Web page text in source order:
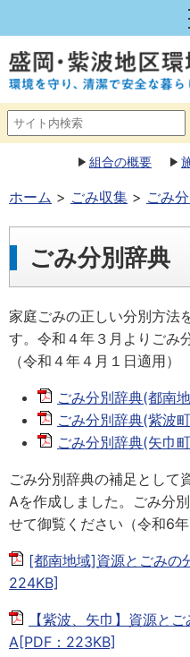
組合の概要
ホーム ごみ収集 ごみ
ごみ分別辞典
家庭ごみの正しい分別方法
す。令和４年３月よりごみ
（令和４年４月１日適用）
ごみ分別辞典(都南
ごみ分別辞典(紫波
ごみ分別辞典(矢巾
ごみ分別辞典の補足として
Aを作成しました。ごみ分
せて御覧ください（令和6年
[都南地域]資源とごみの
224KB]
【紫波、矢巾】資源と
A[PDF：223KB]